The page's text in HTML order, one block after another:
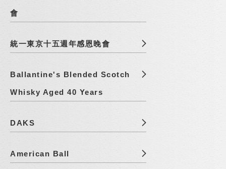
會
統一東京十五週年感恩晚會
Ballantine's Blended Scotch
Whisky Aged 40 Years
DAKS
American Ball